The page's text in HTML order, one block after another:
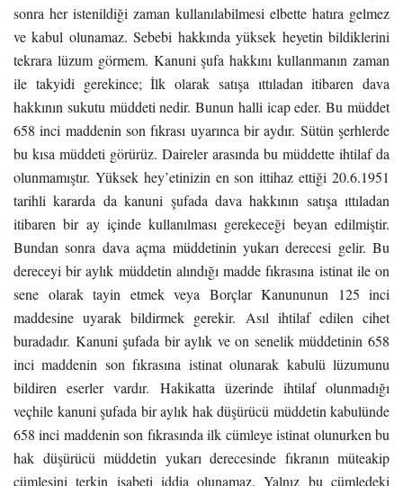
sonra her istenildiği zaman kullanılabilmesi elbette hatıra gelmez
ve kabul olunamaz. Sebebi hakkında yüksek heyetin bildiklerini
tekrara lüzum görmem. Kanuni şufa hakkını kullanmanın zaman
ile takyidi gerekince; İlk olarak satışa ıttıladan itibaren dava
hakkının sukutu müddeti nedir. Bunun halli icap eder. Bu müddet
658 inci maddenin son fıkrası uyarınca bir aydır. Sütün şerhlerde
bu kısa müddeti görürüz. Daireler arasında bu müddette ihtilaf da
olunmamıştır. Yüksek hey’etinizin en son ittihaz ettiği 20.6.1951
tarihli kararda da kanuni şufada dava hakkının satışa ıttıladan
itibaren bir ay içinde kullanılması gerekeceği beyan edilmiştir.
Bundan sonra dava açma müddetinin yukarı derecesi gelir. Bu
dereceyi bir aylık müddetin alındığı madde fıkrasına istinat ile on
sene olarak tayin etmek veya Borçlar Kanununun 125 inci
maddesine uyarak bildirmek gerekir. Asıl ihtilaf edilen cihet
buradadır. Kanuni şufada bir aylık ve on senelik müddetinin 658
inci maddenin son fıkrasına istinat olunarak kabulü lüzumunu
bildiren eserler vardır. Hakikatta üzerinde ihtilaf olunmadığı
veçhile kanuni şufada bir aylık hak düşürücü müddetin kabulünde
658 inci maddenin son fıkrasında ilk cümleye istinat olunurken bu
hak düşürücü müddetin yukarı derecesinde fıkranın müteakip
cümlesini terkin isabeti iddia olunamaz. Yalnız bu cümledeki